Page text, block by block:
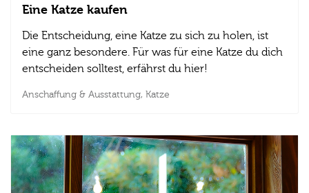
Eine Katze kaufen
Die Entscheidung, eine Katze zu sich zu holen, ist
eine ganz besondere. Für was für eine Katze du dich
entscheiden solltest, erfährst du hier!
Anschaffung & Ausstattung, Katze